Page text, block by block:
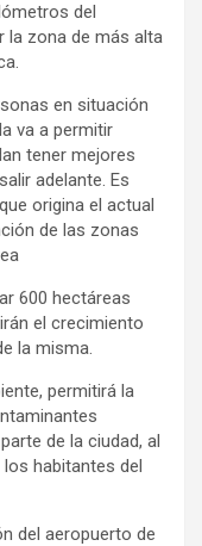
del
la zona de más alta
en situación
va a permitir
tener mejores
adelante. Es
origina el actual
de las zonas
600 hectáreas
el crecimiento
la misma.
permitirá la
de la ciudad, al
los habitantes del
del aeropuerto de